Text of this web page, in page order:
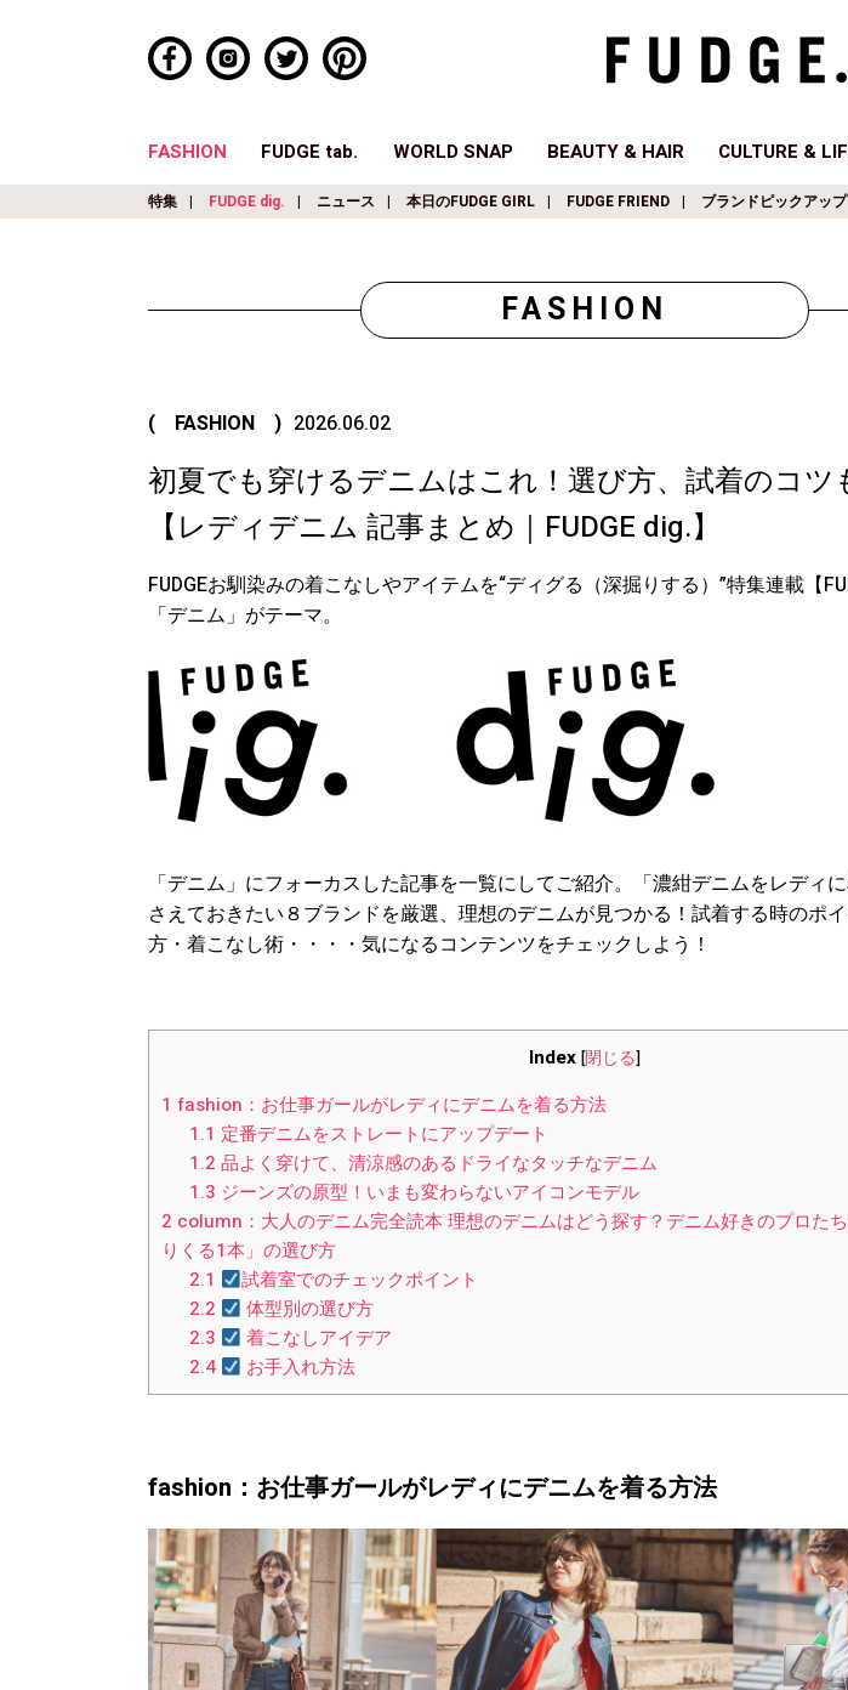
FASHION FUDGE tab. WORLD SNAP BEAUTY & HAIR CULTURE &
特集 FUDGE dig. ニュース 本日のFUDGE GIRL FUDGE FRIEND ブランドピックアップ
FASHION
( FASHION ) 2026.06.02
初夏でも穿けるデニムはこれ！選び方、試着のコツ
【レディデニム 記事まとめ｜FUDGE dig.】
FUDGEお馴染みの着こなしやアイテムを“ディグる（深掘りする）”特集連載【
「デニム」がテーマ。
「デニム」にフォーカスした記事を一覧にしてご紹介。「濃紺デニムをレディ
さえておきたい８ブランドを厳選、理想のデニムが見つかる！試着する時のポ
方・着こなし術・・・・気になるコンテンツをチェックしよう！
Index [閉じる]
1 fashion：お仕事ガールがレディにデニムを着る方法
1.1 定番デニムをストレートにアップデート
1.2 品よく穿けて、清涼感のあるドライなタッチなデニム
1.3 ジーンズの原型！いまも変わらないアイコンモデル
2 column：大人のデニム完全読本 理想のデニムはどう探す？デニム好きのプロた
りくる1本」の選び方
2.1
試着室でのチェックポイント
2.2
体型別の選び方
2.3
着こなしアイデア
2.4
お手入れ方法
fashion：お仕事ガールがレディにデニムを着る方法